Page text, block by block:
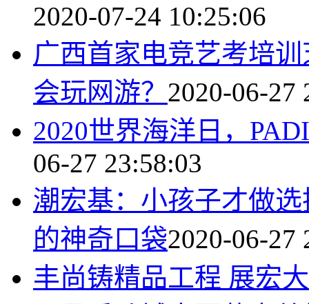
2020-07-24 10:25:06
广西首家电竞艺考培
会玩网游？ 2020-06-27
2020世界海洋日，
06-27 23:58:03
潮宏基：小孩子才做
的神奇口袋2020-06-27
丰尚铸精品工程 展宏